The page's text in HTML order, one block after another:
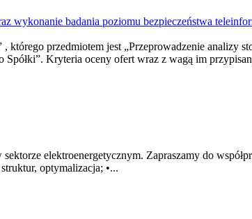
wykonanie badania poziomu bezpieczeństwa
przedmiotem jest „Przeprowadzenie analizy
Kryteria oceny ofert wraz z wagą im
elektroenergetycznym. Zapraszamy do
optymalizacja; •...